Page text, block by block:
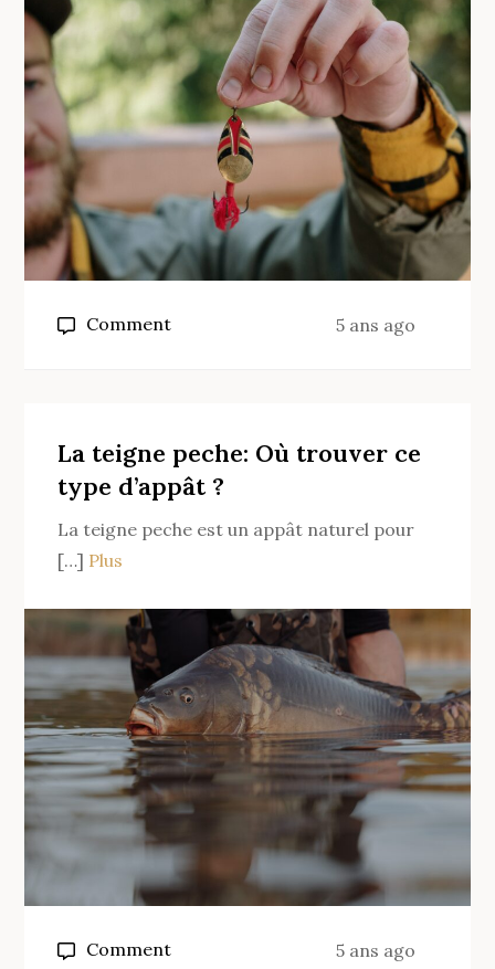
Commenton
pour
la
?
5 ans ago
La teigne peche: Où trouver ce
type d’appât ?
La teigne peche est un appât naturel pour
[…] Plus
Commenton
5 ans ago